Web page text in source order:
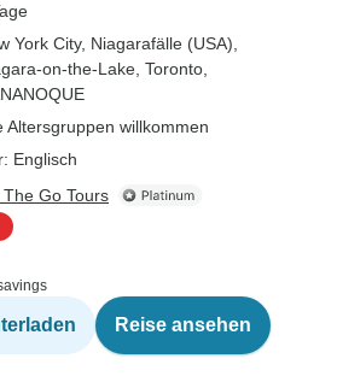
York City, Niagarafälle (USA)
on-the-Lake , Toronto
Altersgruppen willkommen
Englisch
The Go Tours
Reise ansehen